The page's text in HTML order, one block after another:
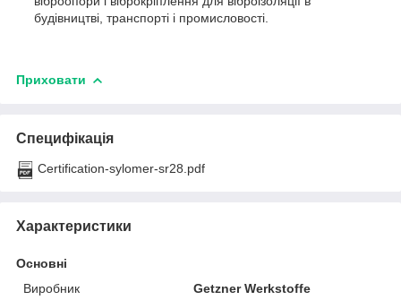
будівництві, транспорті і промисловості.
Приховати
Специфікація
Certification-sylomer-sr28.pdf
Характеристики
Основні
Виробник
Getzner Werkstoffe